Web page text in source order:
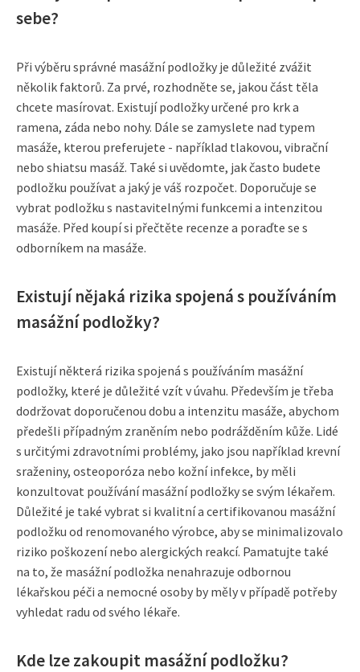
sebe?
Při výběru správné masážní podložky je důležité zvážit
několik faktorů. Za prvé, rozhodněte se, jakou část těla
chcete masírovat. Existují podložky určené pro krk a
ramena, záda nebo nohy. Dále se zamyslete nad typem
masáže, kterou preferujete - například tlakovou, vibrační
nebo shiatsu masáž. Také si uvědomte, jak často budete
podložku používat a jaký je váš rozpočet. Doporučuje se
vybrat podložku s nastavitelnými funkcemi a intenzitou
masáže. Před koupí si přečtěte recenze a poraďte se s
odborníkem na masáže.
Existují nějaká rizika spojená s používáním
masážní podložky?
Existují některá rizika spojená s používáním masážní
podložky, které je důležité vzít v úvahu. Především je třeba
dodržovat doporučenou dobu a intenzitu masáže, abychom
předešli případným zraněním nebo podrážděním kůže. Lidé
s určitými zdravotními problémy, jako jsou například krevní
sraženiny, osteoporóza nebo kožní infekce, by měli
konzultovat používání masážní podložky se svým lékařem.
Důležité je také vybrat si kvalitní a certifikovanou masážní
podložku od renomovaného výrobce, aby se minimalizovalo
riziko poškození nebo alergických reakcí. Pamatujte také
na to, že masážní podložka nenahrazuje odbornou
lékařskou péči a nemocné osoby by měly v případě potřeby
vyhledat radu od svého lékaře.
Kde lze zakoupit masážní podložku?